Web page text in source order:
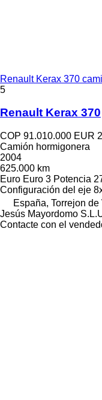
Renault Kerax 370
5
Renault Kerax 370
COP 91.010.000 EUR
Camión hormigonera
2004
625.000 km
Euro Euro 3 Potencia
Configuración del eje
España, Torrejon de
Jesús Mayordomo
Contacte con el